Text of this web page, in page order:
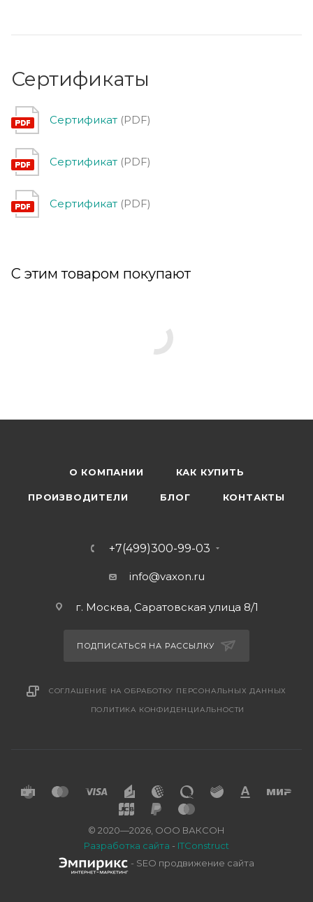
Сертификаты
Сертификат (PDF)
Сертификат (PDF)
Сертификат (PDF)
С этим товаром покупают
О КОМПАНИИ КАК КУПИТЬ
ПРОИЗВОДИТЕЛИ БЛОГ КОНТАКТЫ
+7(499)300-99-03
info@vaxon.ru
г. Москва, Саратовская улица 8/1
ПОДПИСАТЬСЯ НА РАССЫЛКУ
СОГЛАШЕНИЕ НА ОБРАБОТКУ ПЕРСОНАЛЬНЫХ ДАННЫХ
ПОЛИТИКА КОНФИДЕНЦИАЛЬНОСТИ
© 2020—2026, ООО ВАКСОН
Разработка сайта - ITConstruct
- SEO продвижение сайта